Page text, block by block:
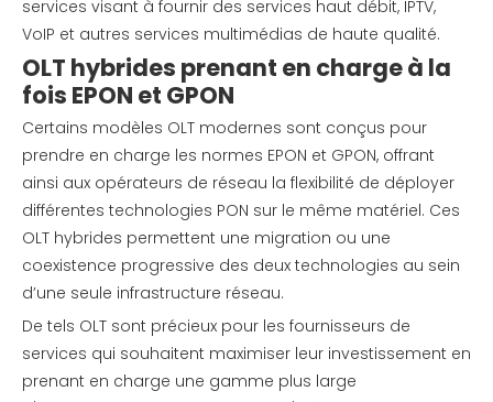
services visant à fournir des services haut débit, IPTV,
VoIP et autres services multimédias de haute qualité.
OLT hybrides prenant en charge à la
fois EPON et GPON
Certains modèles OLT modernes sont conçus pour
prendre en charge les normes EPON et GPON, offrant
ainsi aux opérateurs de réseau la flexibilité de déployer
différentes technologies PON sur le même matériel. Ces
OLT hybrides permettent une migration ou une
coexistence progressive des deux technologies au sein
d’une seule infrastructure réseau.
De tels OLT sont précieux pour les fournisseurs de
services qui souhaitent maximiser leur investissement en
prenant en charge une gamme plus large